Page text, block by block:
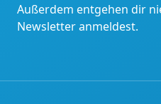
Außerdem entgehen dir
Newsletter anmeldest.